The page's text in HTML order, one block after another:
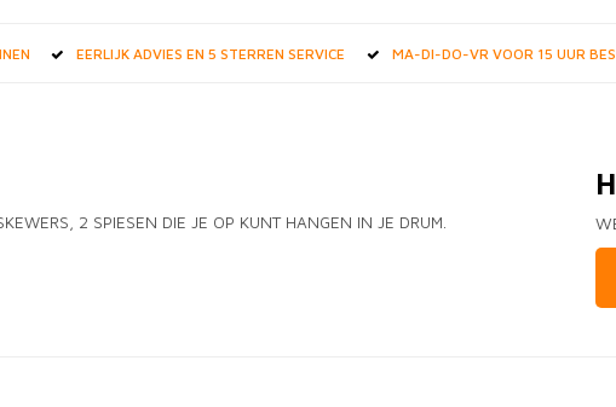
EERLIJK ADVIES EN 5 STERREN SERVICE MA-DI-DO-VR VOOR 15 UUR
2 SPIESEN DIE JE OP KUNT HANGEN IN JE DRUM.